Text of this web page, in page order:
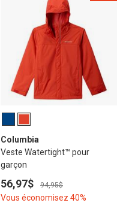
Columbia
Veste Watertight™ pour
garçon
56,97$ 94,95$
Vous économisez 40%